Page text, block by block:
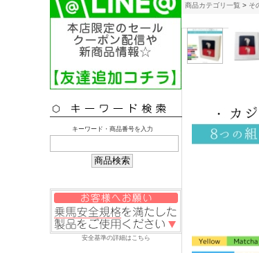
キーワード・商品番号を入力
安全基準の詳細はこちら
商品カテゴリ一覧 > そ